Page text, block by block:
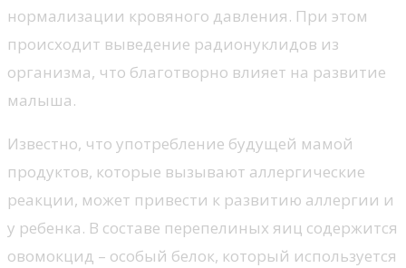
нормализации кровяного давления. При этом
происходит выведение радионуклидов из
организма, что благотворно влияет на развитие
малыша.
Известно, что употребление будущей мамой
продуктов, которые вызывают аллергические
реакции, может привести к развитию аллергии и
у ребенка. В составе перепелиных яиц содержится
овомокцид – особый белок, который используется